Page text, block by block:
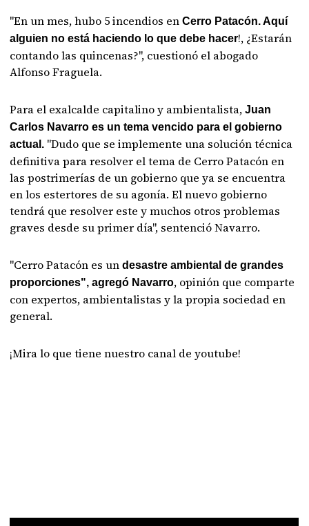
"En un mes, hubo 5 incendios enCerro Patacón. Aquí
alguien no está haciendo lo que debe hacer!, ¿Estarán
contando las quincenas?", cuestionó el abogado
Alfonso Fraguela.
Para el exalcalde capitalino y ambientalista, Juan
Carlos Navarro es un tema vencido para el gobierno
actual. "Dudo que se implemente una solución técnica
definitiva para resolver el tema de Cerro Patacón en
las postrimerías de un gobierno que ya se encuentra
en los estertores de su agonía. El nuevo gobierno
tendrá que resolver este y muchos otros problemas
graves desde su primer día", sentenció Navarro.
"Cerro Patacón es un desastre ambiental de grandes
proporciones", agregó Navarro, opinión que comparte
con expertos, ambientalistas y la propia sociedad en
general.
¡Mira lo que tiene nuestro canal de youtube!